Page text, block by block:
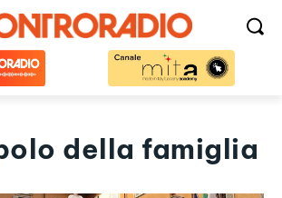
della famiglia